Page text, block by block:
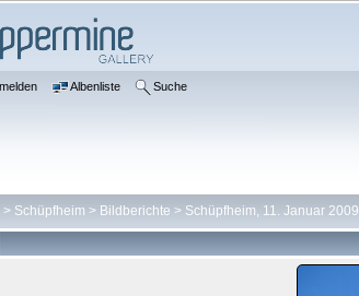
Albenliste Suche
> Schüpfheim > Bildberichte > Schüpfheim, 11. Januar 2009